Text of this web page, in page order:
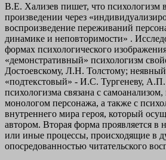
В.Е. Хализев пишет, что психологизм
произведении через
воспроизведение переживаний
динамике и неповторимости» .
формах психологического
«демонстративный» психологизм
Достоевскому, Л.Н. Толстому;
«подтекстовый» - И.С. Тургеневу,
психологизма связана с
монологом персонажа, а также с
внутреннего мира героя, который
автором. Вторая форма проявляется в
или иные процессы, происходящие в
опосредованностью читательского